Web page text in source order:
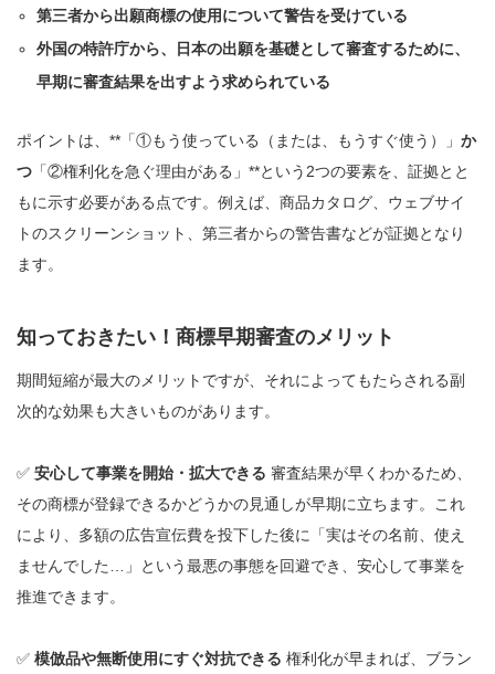
第三者から出願商標の使用について警告を受けている
外国の特許庁から、日本の出願を基礎として審査するために、
早期に審査結果を出すよう求められている
ポイントは、**「①もう使っている（または、もうすぐ使う）」 か
つ 「②権利化を急ぐ理由がある」**という2つの要素を、証拠とと
もに示す必要がある点です。例えば、商品カタログ、ウェブサイ
トのスクリーンショット、第三者からの警告書などが証拠となり
ます。
知っておきたい！商標早期審査のメリット
期間短縮が最大のメリットですが、それによってもたらされる副
次的な効果も大きいものがあります。
✅ 安心して事業を開始・拡大できる 審査結果が早くわかるため、
その商標が登録できるかどうかの見通しが早期に立ちます。これ
により、多額の広告宣伝費を投下した後に「実はその名前、使え
ませんでした…」という最悪の事態を回避でき、安心して事業を
推進できます。
✅ 模倣品や無断使用にすぐ対抗できる 権利化が早まれば、ブラン